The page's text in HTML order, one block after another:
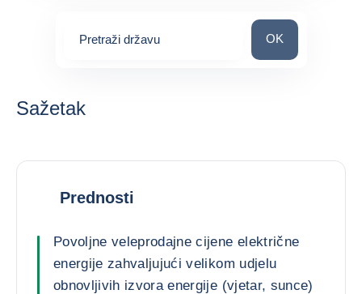
Pretraži državu Pretraži državu
OK
Sažetak
Prednosti
Povoljne veleprodajne cijene električne
energije zahvaljujući velikom udjelu
obnovljivih izvora energije (vjetar, sunce)